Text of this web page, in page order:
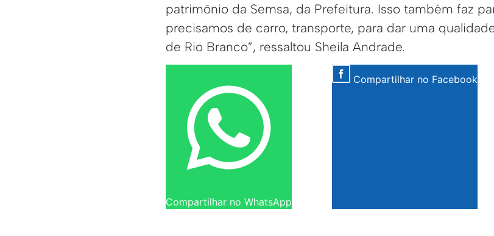
patrimônio da Semsa, da Prefeitura. Isso também faz
precisamos de carro, transporte, para dar uma
de Rio Branco”, ressaltou Sheila Andrade.
Compartilhar no WhatsApp
Compartilhar no Facebook